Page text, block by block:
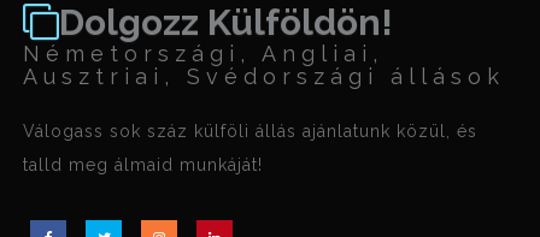
Dolgozz Külföldön!
Németországi, Angliai,
Ausztriai, Svédországi állások
Válogass sok száz külföli állás ajánlatunk közül, és
talld meg álmaid munkáját!